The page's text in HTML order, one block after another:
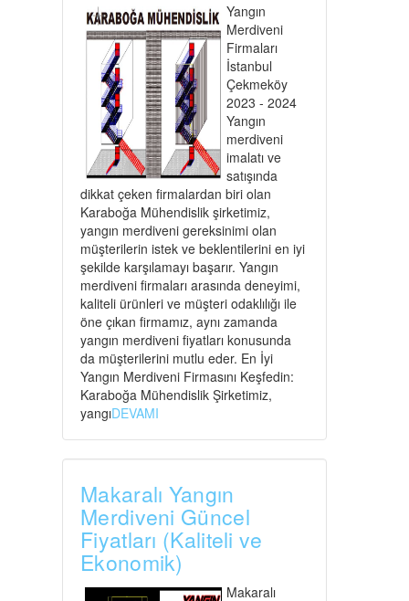
Yangın
Merdiveni
Firmaları
İstanbul
Çekmeköy
2023 - 2024
Yangın
merdiveni
imalatı ve
satışında
dikkat çeken firmalardan biri olan
Karaboğa Mühendislik şirketimiz,
yangın merdiveni gereksinimi olan
müşterilerin istek ve beklentilerini en iyi
şekilde karşılamayı başarır. Yangın
merdiveni firmaları arasında deneyimi,
kaliteli ürünleri ve müşteri odaklılığı ile
öne çıkan firmamız, aynı zamanda
yangın merdiveni fiyatları konusunda
da müşterilerini mutlu eder. En İyi
Yangın Merdiveni Firmasını Keşfedin:
Karaboğa Mühendislik Şirketimiz,
yangıDEVAMI
Makaralı Yangın
Merdiveni Güncel
Fiyatları (Kaliteli ve
Ekonomik)
Makaralı